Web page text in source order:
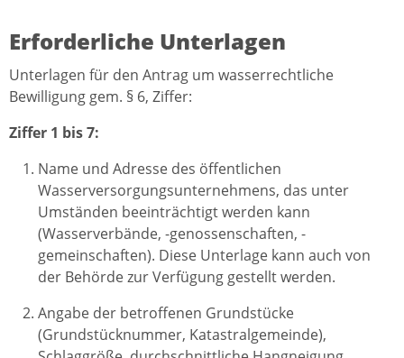
Erforderliche Unterlagen
Unterlagen für den Antrag um wasserrechtliche
Bewilligung gem. § 6, Ziffer:
Ziffer 1 bis 7:
Name und Adresse des öffentlichen
Wasserversorgungsunternehmens, das unter
Umständen beeinträchtigt werden kann
(Wasserverbände, -genossenschaften, -
gemeinschaften). Diese Unterlage kann auch von
der Behörde zur Verfügung gestellt werden.
Angabe der betroffenen Grundstücke
(Grundstücknummer, Katastralgemeinde),